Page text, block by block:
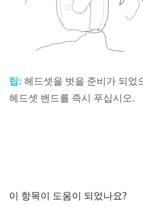
팁: 헤드셋을 벗을 준비가 되었
헤드셋 밴드를 즉시 푸십시오.
이 항목이 도움이 되었나요?